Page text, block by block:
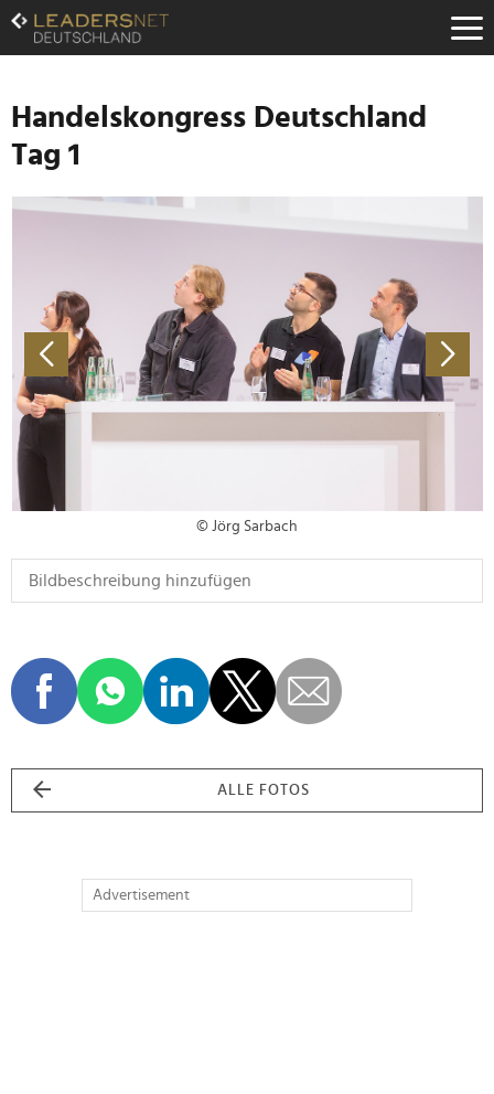
Zum
Inhalt
Zur
Navigation
Zur
Hauptnavigation
Handelskongress Deutschland
Tag 1
© Jörg Sarbach
ALLE FOTOS
Advertisement